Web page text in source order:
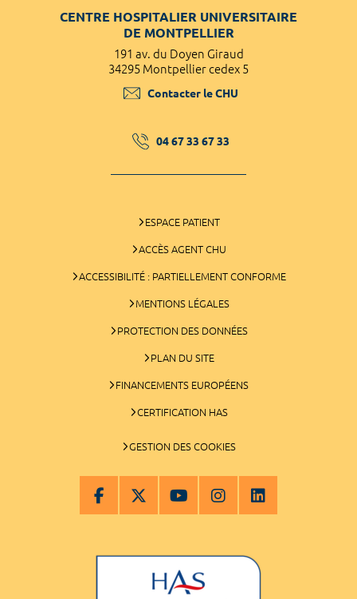
CENTRE HOSPITALIER UNIVERSITAIRE
DE MONTPELLIER
191 av. du Doyen Giraud
34295 Montpellier cedex 5
Contacter le CHU
04 67 33 67 33
ESPACE PATIENT
ACCÈS AGENT CHU
ACCESSIBILITÉ : PARTIELLEMENT CONFORME
MENTIONS LÉGALES
PROTECTION DES DONNÉES
PLAN DU SITE
FINANCEMENTS EUROPÉENS
CERTIFICATION HAS
GESTION DES COOKIES